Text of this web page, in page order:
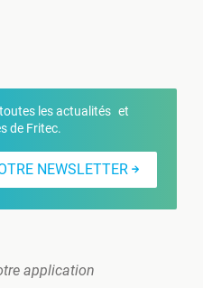
toutes les actualités et
de Fritec.
NEWSLETTER
application